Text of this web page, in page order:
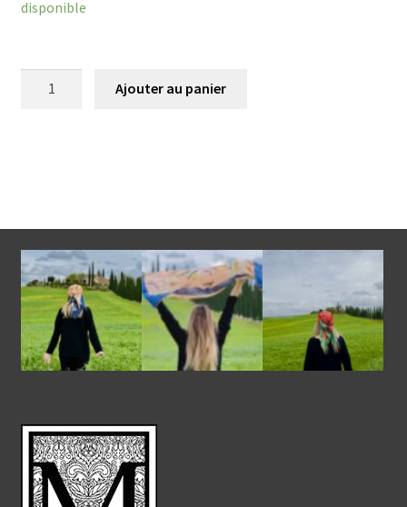
disponible
Ajouter au panier